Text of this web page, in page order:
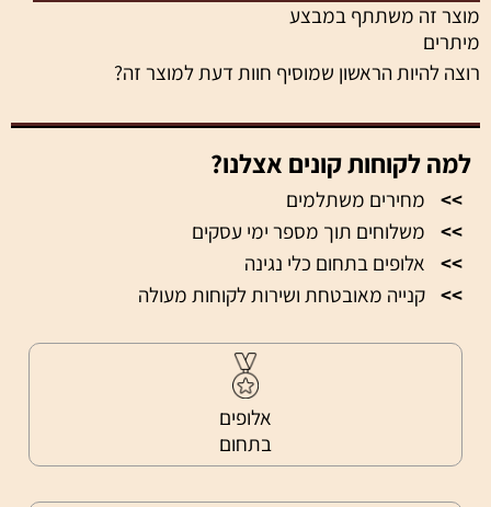
מוצר זה משתתף במבצע
מיתרים
רוצה להיות הראשון שמוסיף חוות דעת למוצר זה?
למה לקוחות קונים אצלנו?
>>
מחירים משתלמים
>>
משלוחים תוך מספר ימי עסקים
>>
אלופים בתחום כלי נגינה
>> קנייה מאובטחת ושירות לקוחות מעולה
אלופים
בתחום